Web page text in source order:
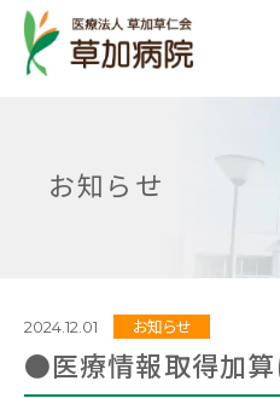
お知らせ
2024.12.01 お知らせ
●医療情報取得加算